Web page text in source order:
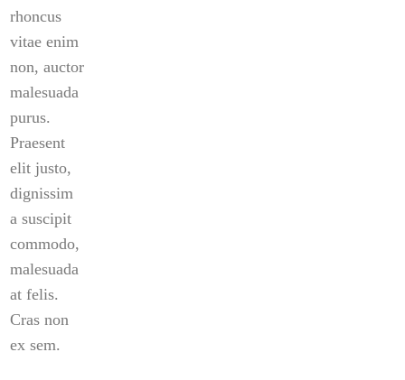
rhoncus
vitae enim
non, auctor
malesuada
purus.
Praesent
elit justo,
dignissim
a suscipit
commodo,
malesuada
at felis.
Cras non
ex sem.